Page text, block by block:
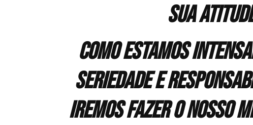
sua
Como estamos
seriedade e
iremos fazer o nosso